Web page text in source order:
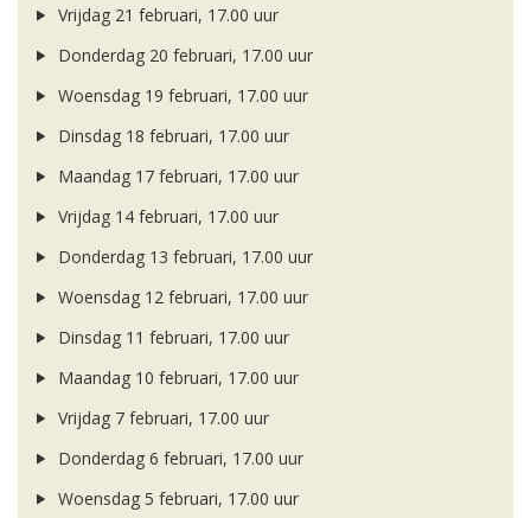
Vrijdag 21 februari, 17.00 uur
Donderdag 20 februari, 17.00 uur
Woensdag 19 februari, 17.00 uur
Dinsdag 18 februari, 17.00 uur
Maandag 17 februari, 17.00 uur
Vrijdag 14 februari, 17.00 uur
Donderdag 13 februari, 17.00 uur
Woensdag 12 februari, 17.00 uur
Dinsdag 11 februari, 17.00 uur
Maandag 10 februari, 17.00 uur
Vrijdag 7 februari, 17.00 uur
Donderdag 6 februari, 17.00 uur
Woensdag 5 februari, 17.00 uur